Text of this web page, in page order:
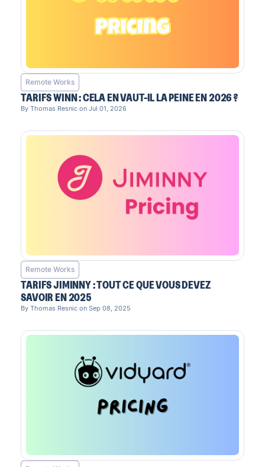
Remote Works
TARIFS WINN : CELA EN VAUT-IL LA PEINE EN 2026 ?
By Thomas Resnic on Jul 01, 2026
Remote Works
TARIFS JIMINNY : TOUT CE QUE VOUS DEVEZ
SAVOIR EN 2025
By Thomas Resnic on Sep 08, 2025